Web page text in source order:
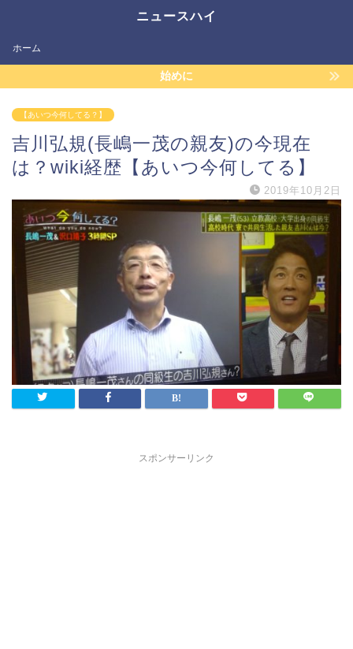
ニュースハイ
ホーム
始めに
【あいつ今何してる？】
吉川弘規(長嶋一茂の親友)の今現在
は？wiki経歴【あいつ今何してる】
2019年10月2日
スポンサーリンク